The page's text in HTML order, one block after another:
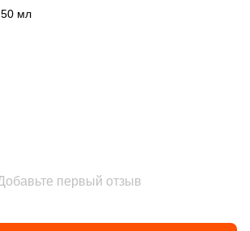
50 мл
первый отзыв